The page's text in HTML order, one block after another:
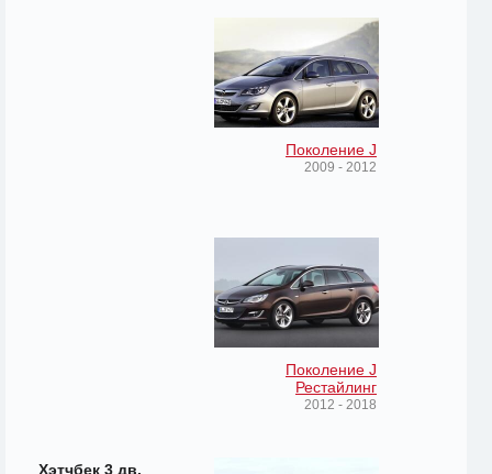
Поколение J
2009 - 2012
Поколение J
Рестайлинг
2012 - 2018
Хэтчбек 3 дв.